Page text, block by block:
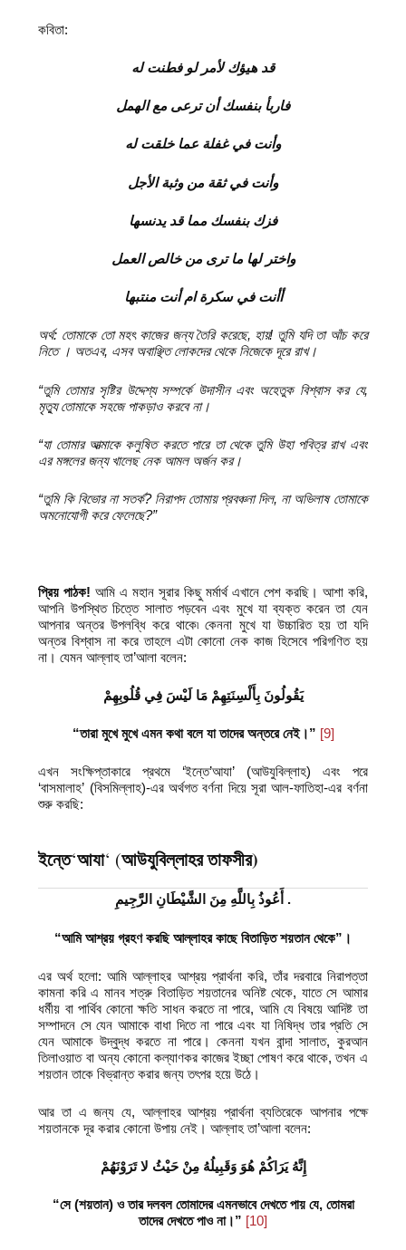
কবিতা:
قد هيؤك لأمر لو فطنت له
فاربأ بنفسك أن ترعى مع الهمل
وأنت في غفلة عما خلقت له
وأنت في ثقة من وثبة الأجل
فزك بنفسك مما قد يدنسها
واختر لها ما ترى من خالص العمل
أأنت في سكرة ام أنت منتبها
অর্থ: তোমাকে তো মহৎ কাজের জন্য তৈরি করেছে, হায়! তুমি যদি তা আঁচ করে
নিতে । অতএব, এসব অবাঞ্ছিত লোকদের থেকে নিজেকে দূরে রাখ।
“তুমি তোমার সৃষ্টির উদ্দেশ্য সম্পর্কে উদাসীন এবং অহেতুক বিশ্বাস কর যে,
মৃত্যু তোমাকে সহজে পাকড়াও করবে না।
“যা তোমার আত্মাকে কলুষিত করতে পারে তা থেকে তুমি উহা পবিত্র রাখ এবং
এর মঙ্গলের জন্য খালেছ নেক আমল অর্জন কর।
“তুমি কি বিভোর না সতর্ক? নিরাপদ তোমায় প্রবঞ্চনা দিল, না অভিলাষ তোমাকে
অমনোযোগী করে ফেলেছে?”
প্রিয় পাঠক! আমি এ মহান সূরার কিছু মর্মার্থ এখানে পেশ করছি। আশা করি,
আপনি উপস্থিত চিত্তে সালাত পড়বেন এবং মুখে যা ব্যক্ত করেন তা যেন
আপনার অন্তর উপলব্ধি করে থাকে৷ কেননা মুখে যা উচ্চারিত হয় তা যদি
অন্তর বিশ্বাস না করে তাহলে এটা কোনো নেক কাজ হিসেবে পরিগণিত হয়
না। যেমন আল্লাহ তা’আলা বলেন:
يَقُولُونَ بِأَلْسِنَتِهِمْ مَا لَيْسَ فِي قُلُوبِهِمْ
“তারা মুখে মুখে এমন কথা বলে যা তাদের অন্তরে নেই।” [9]
এখন সংক্ষিপ্তাকারে প্রথমে ‘ইন্তে’আযা’ (আউযুবিল্লাহ) এবং পরে
‘বাসমালাহ’ (বিসমিল্লাহ)-এর অর্থগত বর্ণনা দিয়ে সূরা আল-ফাতিহা-এর বর্ণনা
শুরু করছি:
ইন্তে‘আযা‘ (আউযুবিল্লাহর তাফসীর)
أَعُوذُ بِاللَّهِ مِنَ الشَّيْطَانِ الرَّجِيمِ .
“আমি আশ্রয় গ্রহণ করছি আল্লাহর কাছে বিতাড়িত শয়তান থেকে” ।
এর অর্থ হলো: আমি আল্লাহর আশ্রয় প্রার্থনা করি, তাঁর দরবারে নিরাপত্তা
কামনা করি এ মানব শত্রু বিতাড়িত শয়তানের অনিষ্ট থেকে, যাতে সে আমার
ধর্মীয় বা পার্থিব কোনো ক্ষতি সাধন করতে না পারে, আমি যে বিষয়ে আদিষ্ট তা
সম্পাদনে সে যেন আমাকে বাধা দিতে না পারে এবং যা নিষিদ্ধ তার প্রতি সে
যেন আমাকে উদ্বুদ্ধ করতে না পারে। কেননা যখন বান্দা সালাত, কুরআন
তিলাওয়াত বা অন্য কোনো কল্যাণকর কাজের ইচ্ছা পোষণ করে থাকে, তখন এ
শয়তান তাকে বিভ্রান্ত করার জন্য তৎপর হয়ে উঠে।
আর তা এ জন্য যে, আল্লাহর আশ্রয় প্রার্থনা ব্যতিরেকে আপনার পক্ষে
শয়তানকে দূর করার কোনো উপায় নেই। আল্লাহ তা’আলা বলেন:
إِنَّهُ يَرَاكُمْ هُوَ وَقَبِيلُهُ مِنْ حَيْثُ لا تَرَوْنَهُمْ
“সে (শয়তান) ও তার দলবল তোমাদের এমনভাবে দেখতে পায় যে, তোমরা
তাদের দেখতে পাও না।” [10]